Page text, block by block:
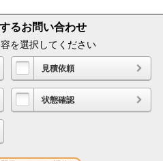
るお問い合わせ
を選択してください
見積依頼
状態確認